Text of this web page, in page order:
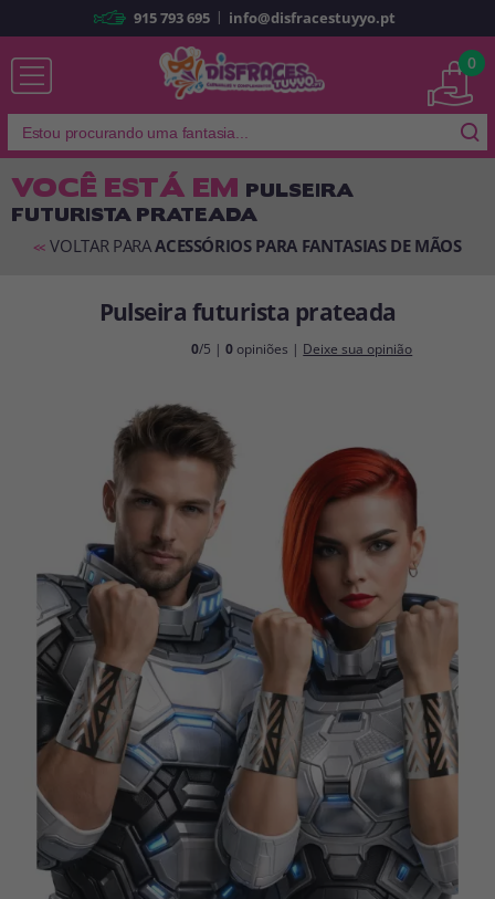
Já sou cliente
Lembrar-me Esqueceu sua senha?
É a minha primeira vez
Ao criar uma conta emdisfracestuyyo.pt
compras rapidamente em nossa loja virtual, verificar o status de seus
pedidos e consultar suas operações anteriores.
Vá em frente! Estávamos esperando por você.
CRIAR CONTA
915 793 695 | info@disfracestuyyo.pt
0
VOCÊ ESTÁ EM PULSEIRA
FUTURISTA PRATEADA
<< VOLTAR PARAACESSÓRIOS PARA FANTASIAS DE MÃOS
Pulseira futurista prateada
0/5 |0 opiniões | Deixe sua opinião